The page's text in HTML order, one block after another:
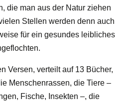
die man aus der Natur ziehen
Stellen werden denn auch
für ein gesundes leibliches
Versen, verteilt auf 13 Bücher,
Menschenrassen, die Tiere –
Fische, Insekten –, die